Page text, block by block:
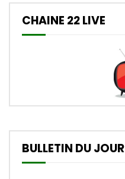
CHAINE 22 LIVE
BULLETIN DU JOUR